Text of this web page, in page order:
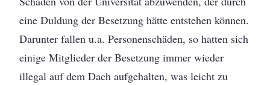
eine Duldung der Besetzung hätte entstehen können.
Darunter fallen u.a. Personenschäden, so hatten sich
einige Mitglieder der Besetzung immer wieder
illegal auf dem Dach aufgehalten, was leicht zu